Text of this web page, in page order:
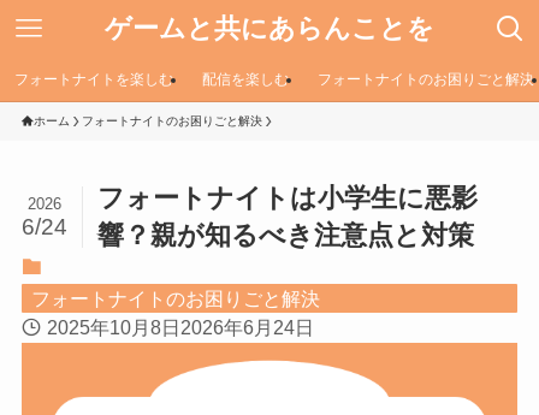
ゲームと共にあらんことを
フォートナイトを楽しむ 配信を楽しむ フォートナイトのお困りごと解決
ホーム フォートナイトのお困りごと解決
フォートナイトは小学生に悪影
響？親が知るべき注意点と対策
2026
6/24
フォートナイトのお困りごと解決
2025年10月8日 2026年6月24日